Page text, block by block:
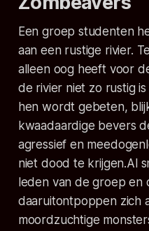
Een groep studenten
aan een rustige rivier.
alleen oog heeft voor
de rivier niet zo rustig
hen wordt gebeten,
kwaadaardige bevers
agressief en
niet dood te krijgen.Al
leden van de groep en
daaruitontpoppen zich
moordzuchtige